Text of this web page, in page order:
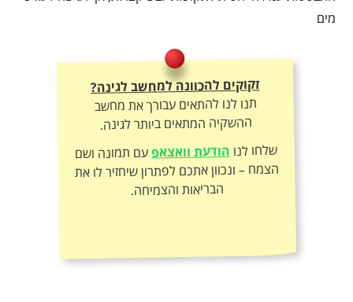
מים
זקוקים להכוונה למחשב לגינה?
תנו לנו להתאים עבורך את מחשב
ההשקיה המתאים ביותר לגינה.
שלחו לנוהודעת וואצאפעם תמונה ושם
הצמח – ונכוון אתכם לפתרון שיחזיר לו את
הבריאות והצמיחה.